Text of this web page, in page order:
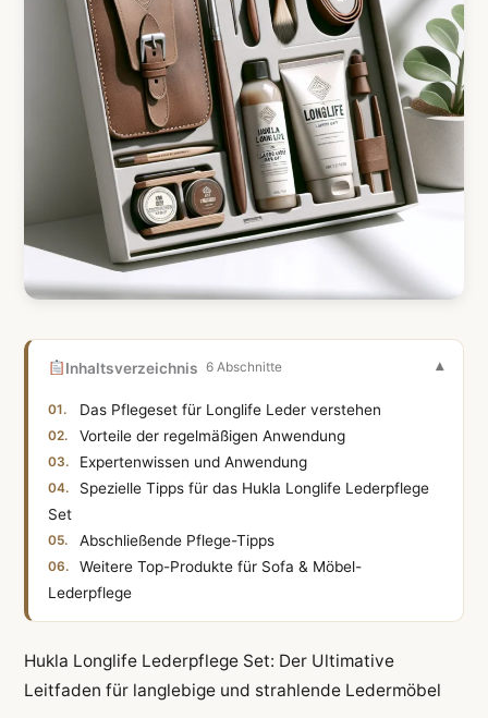
Inhaltsverzeichnis 6 Abschnitte
Das Pflegeset für Longlife Leder verstehen
Vorteile der regelmäßigen Anwendung
Expertenwissen und Anwendung
Spezielle Tipps für das Hukla Longlife Lederpflege
Set
Abschließende Pflege-Tipps
Weitere Top-Produkte für Sofa & Möbel-
Lederpflege
Hukla Longlife Lederpflege Set: Der Ultimative
Leitfaden für langlebige und strahlende Ledermöbel